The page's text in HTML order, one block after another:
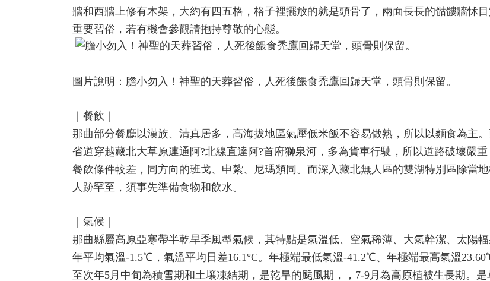
牆和西牆上修有木架，大約有四五格，格子裡擺放的就是頭骨了，兩面長長的骷髏牆怵
重要習俗，若有機會參觀請抱持尊敬的心態。
圖片說明：膽小勿入！神聖的天葬習俗，人死後餵食禿鷹回歸天堂，頭骨則保留。
｜餐飲｜
那曲部分餐廳以漢族、清真居多，高海拔地區氣壓低米飯不容易做熟，所以以麵食為主
省道穿越藏北大草原連通阿?北線直達阿?首府獅泉河，多為貨車行駛，所以道路破壞嚴重
餐飲條件較差，同方向的班戈、申紮、尼瑪類同。而深入藏北無人區的雙湖特別區除當
人跡罕至，須事先準備食物和飲水。
｜氣候｜
那曲縣屬高原亞寒帶半乾旱季風型氣候，其特點是氣溫低、空氣稀薄、大氣幹潔、太陽輻
年平均氣溫-1.5℃，氣溫平均日差16.1°C。年極端最低氣溫-41.2℃、年極端最高氣溫
至次年5月中旬為積雪期和土壤凍結期，是乾旱的颳風期，，7-9月為高原植被生長期。是